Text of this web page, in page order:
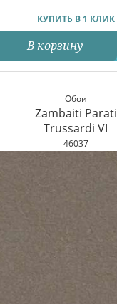
КУПИТЬ В 1 КЛИК
В корзину
Обои
Zambaiti Parati
Trussardi VI
46037